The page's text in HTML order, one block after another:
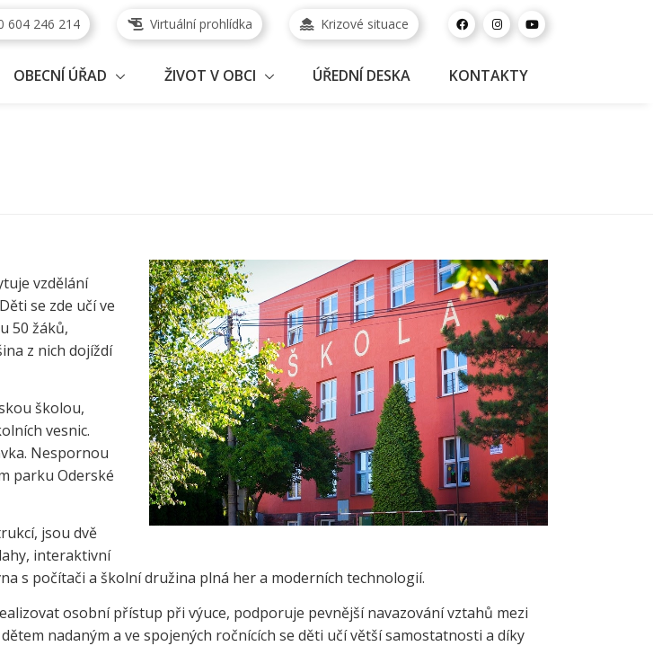
604 246 214 Virtuální prohlídka Krizové situace
OBECNÍ ÚŘAD ŽIVOT V OBCI ÚŘEDNÍ DESKA KONTAKTY
vzdělání
se zde učí ve
50 žáků,
z nich dojíždí
školou,
vesnic.
Nespornou
parku Oderské
jsou dvě
interaktivní
s počítači a školní družina plná her a moderních technologií.
osobní přístup při výuce, podporuje pevnější navazování vztahů mezi
nadaným a ve spojených ročnících se děti učí větší samostatnosti a díky